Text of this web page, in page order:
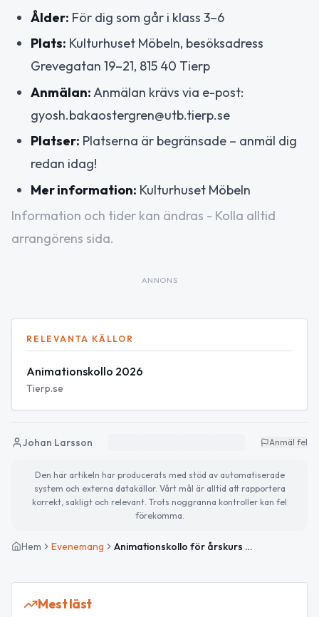
Ålder: För dig som går i klass 3–6
Plats: Kulturhuset Möbeln, besöksadress
Grevegatan 19–21, 815 40 Tierp
Anmälan: Anmälan krävs via e-post:
gyosh.bakaostergren@utb.tierp.se
Platser: Platserna är begränsade – anmäl dig
redan idag!
Mer information: Kulturhuset Möbeln
Information och tider kan ändras - Kolla alltid
arrangörens sida.
ANNONS
RELEVANTA KÄLLOR
Animationskollo 2026
Tierp.se
Johan Larsson Anmäl fel
Den här artikeln har producerats med stöd av automatiserade
system och externa datakällor. Vårt mål är alltid att rapportera
korrekt, sakligt och relevant. Trots noggranna kontroller kan fel
förekomma.
Hem Evenemang Animationskollo för årskurs 3–6
Mest läst